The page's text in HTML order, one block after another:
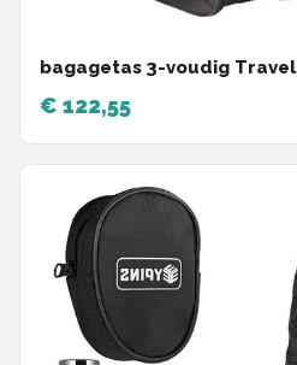
bagagetas 3-voudig
€ 122,55